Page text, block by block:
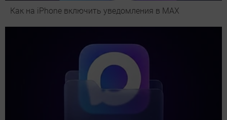
Как на iPhone включить уведомления в MAX